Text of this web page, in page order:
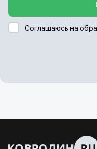
Соглашаюсь на